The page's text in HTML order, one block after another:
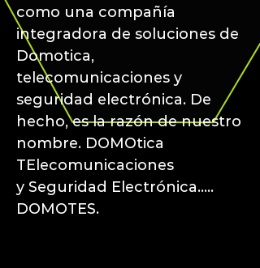
como una compañía
integradora de soluciones de
Domotica,
telecomunicaciones y
seguridad electrónica. De
hecho, es la razón de nuestro
nombre. DOMOtica
TE ecomunicaciones
y Seguridad Electrónica.....
DOMOTES.